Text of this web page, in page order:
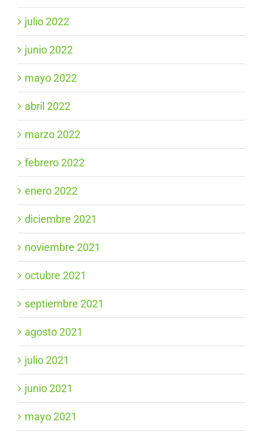
julio 2022
junio 2022
mayo 2022
abril 2022
marzo 2022
febrero 2022
enero 2022
diciembre 2021
noviembre 2021
octubre 2021
septiembre 2021
agosto 2021
julio 2021
junio 2021
mayo 2021